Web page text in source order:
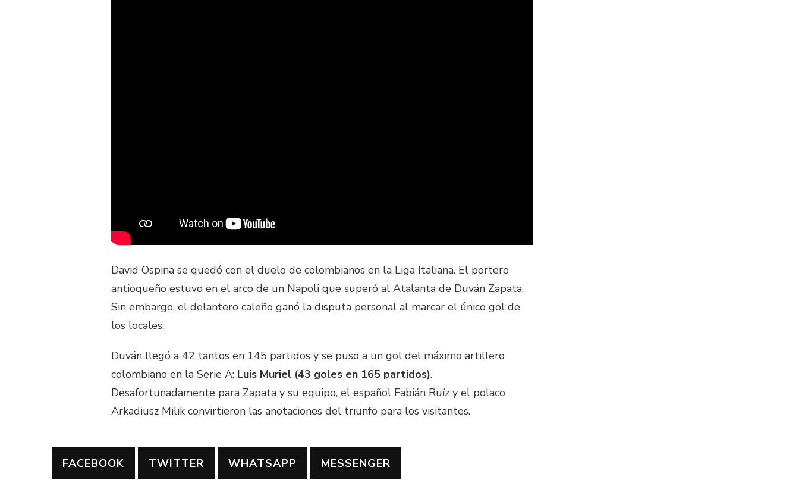
David Ospina se quedó con el duelo de colombianos en la Liga Italiana. El portero
antioqueño estuvo en el arco de un Napoli que superó al Atalanta de Duván Zapata.
Sin embargo, el delantero caleño ganó la disputa personal al marcar el único gol de
los locales.
Duván llegó a 42 tantos en 145 partidos y se puso a un gol del máximo artillero
colombiano en la Serie A: Luis Muriel (43 goles en 165 partidos).
Desafortunadamente para Zapata y su equipo, el español Fabián Ruíz y el polaco
Arkadiusz Milik convirtieron las anotaciones del triunfo para los visitantes.
FACEBOOK TWITTER WHATSAPP MESSENGER